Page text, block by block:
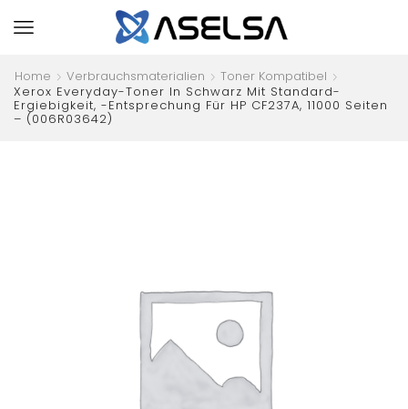
Home Verbrauchsmaterialien
Toner Kompatibel
Xerox Everyday-Toner In Schwarz Mit Standard-
Ergiebigkeit, -Entsprechung Für HP CF237A, 11000 Seiten
– (006R03642)